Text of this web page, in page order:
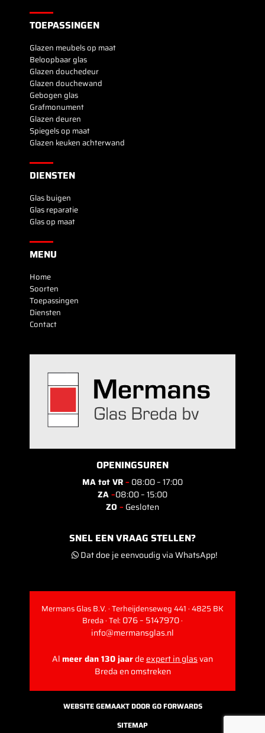
TOEPASSINGEN
Glazen meubels op maat
Beloopbaar glas
Glazen douchedeur
Glazen douchewand
Gebogen glas
Grafmonument
Glazen deuren
Spiegels op maat
Glazen keuken achterwand
DIENSTEN
Glas buigen
Glas reparatie
Glas op maat
MENU
Home
Soorten
Toepassingen
Diensten
Contact
OPENINGSUREN
MA tot VR– 08:00 – 17:00
ZA–08:00 – 15:00
ZO – Gesloten
SNEL EEN VRAAG STELLEN?
Dat doe je eenvoudig via WhatsApp!
Mermans Glas B.V. · Terheijdenseweg 441 · 4825 BK
Breda · Tel: 076 – 5147970·
info@mermansglas.nl
Almeer dan 130 jaarde expert in glasvan
Breda en omstreken
WEBSITE GEMAAKT DOOR GO FORWARDS
SITEMAP